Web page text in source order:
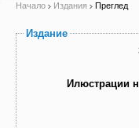
Начало Издания Преглед
Издание
Илюстрации